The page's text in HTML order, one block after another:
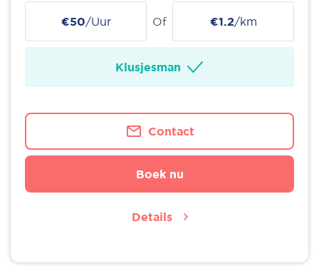
€50/Uur Of €1.2/km
Klusjesman
Contact
Boek nu
Details